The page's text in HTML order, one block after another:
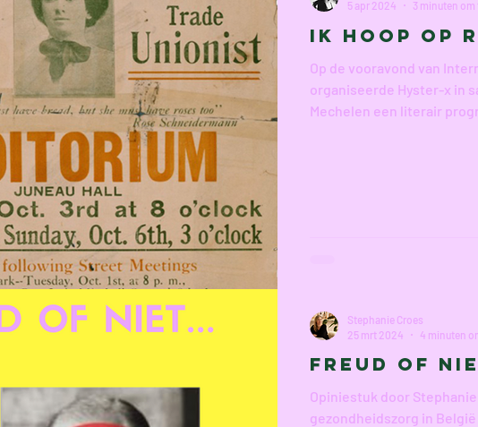
Ik hoop op
Op de vooravond van
organiseerde Hyster-x in
Mechelen een literair
5 apr 2024
3 minuten om
Freud of
Opiniestuk door
gezondheidszorg in België
Stephanie Croes
25 mrt 2024
4 minuten